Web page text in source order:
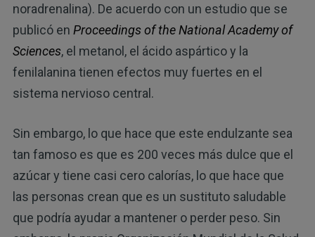
noradrenalina). De acuerdo con un estudio que se
publicó en Proceedings of the National Academy of
Sciences, el metanol, el ácido aspártico y la
fenilalanina tienen efectos muy fuertes en el
sistema nervioso central.
Sin embargo, lo que hace que este endulzante sea
tan famoso es que es 200 veces más dulce que el
azúcar y tiene casi cero calorías, lo que hace que
las personas crean que es un sustituto saludable
que podría ayudar a mantener o perder peso. Sin